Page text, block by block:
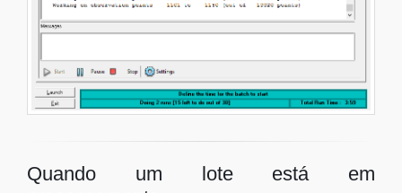
Quando um lote está em